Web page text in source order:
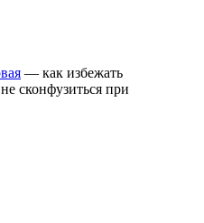
— как избежать
сконфузиться при